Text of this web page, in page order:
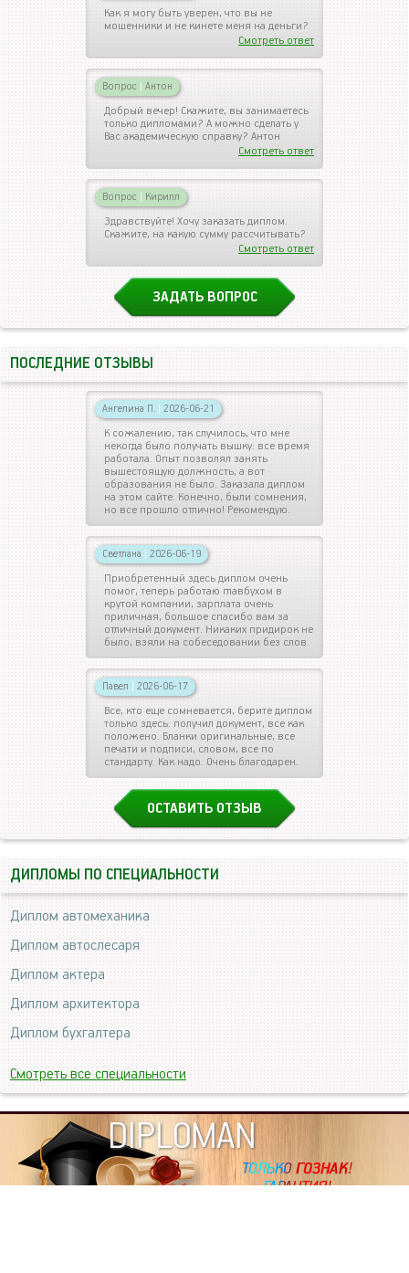
Как я могу быть уверен, что вы не
мошенники и не кинете меня на деньги?
Смотреть ответ
Вопрос | Антон
Добрый вечер! Скажите, вы занимаетесь
только дипломами? А можно сделать у
Вас академическую справку? Антон
Смотреть ответ
Вопрос | Кирилл
Здравствуйте! Хочу заказать диплом.
Скажите, на какую сумму рассчитывать?
Смотреть ответ
ЗАДАТЬ ВОПРОС
ПОСЛЕДНИЕ ОТЗЫВЫ
Ангелина П. | 2026-06-21
К сожалению, так случилось, что мне
некогда было получать вышку: все время
работала. Опыт позволял занять
вышестоящую должность, а вот
образования не было. Заказала диплом
на этом сайте. Конечно, были сомнения,
но все прошло отлично! Рекомендую.
Светлана | 2026-06-19
Приобретенный здесь диплом очень
помог, теперь работаю главбухом в
крутой компании, зарплата очень
приличная, большое спасибо вам за
отличный документ. Никаких придирок не
было, взяли на собеседовании без слов.
Павел | 2026-06-17
Все, кто еще сомневается, берите диплом
только здесь: получил документ, все как
положено. Бланки оригинальные, все
печати и подписи, словом, все по
стандарту. Как надо. Очень благодарен.
ОСТАВИТЬ ОТЗЫВ
ДИПЛОМЫ ПО СПЕЦИАЛЬНОСТИ
Диплом автомеханика
Диплом автослесаря
Диплом актера
Диплом архитектора
Диплом бухгалтера
Смотреть все специальности
DIPLOMAN